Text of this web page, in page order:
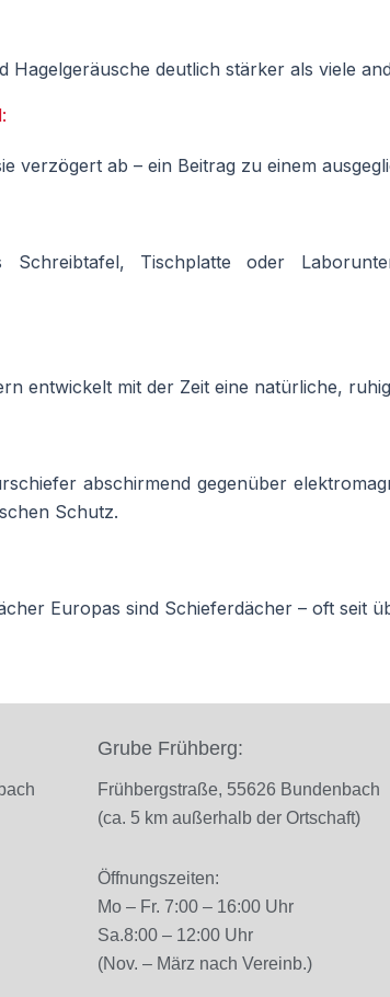
Hagelgeräusche deutlich stärker als viele
verzögert ab – ein Beitrag zu einem
Tischplatte oder
entwickelt mit der Zeit eine natürliche,
abschirmend gegenüber
Schutz.
Europas sind Schieferdächer – oft seit
Grube Frühberg:
Frühbergstraße, 55626 Bundenbach
(ca. 5 km außerhalb der Ortschaft)
Öffnungszeiten:
Mo – Fr. 7:00 – 16:00 Uhr
Sa.8:00 – 12:00 Uhr
(Nov. – März nach Vereinb.)